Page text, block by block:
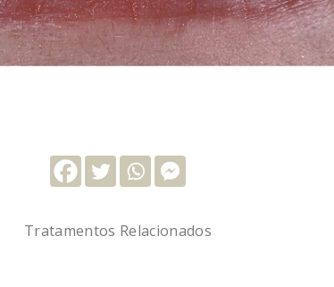
Tratamentos Relacionados